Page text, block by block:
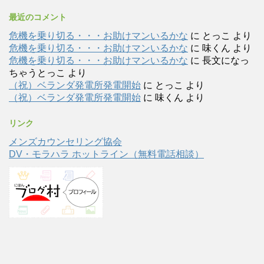
最近のコメント
危機を乗り切る・・・お助けマンいるかな に とっこ より
危機を乗り切る・・・お助けマンいるかな に 味くん より
危機を乗り切る・・・お助けマンいるかな に 長文になっ
ちゃうとっこ より
（祝）ベランダ発電所発電開始 に とっこ より
（祝）ベランダ発電所発電開始 に 味くん より
リンク
メンズカウンセリング協会
DV・モラハラ ホットライン（無料電話相談）